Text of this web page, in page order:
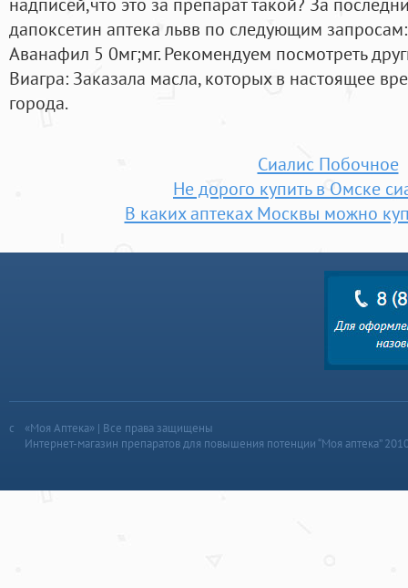
дапоксетин аптека львв по следующим
Аванафил 5 0мг;мг. Рекомендуем посмотреть
Виагра: Заказала масла, которых в настоящее
города.
Сиалис Побочное
Не дорого купить в Омске
В каких аптеках Москвы можно
«Моя Аптека» | Все права защищены
Интернет-магазин препаратов для повышения потенции “Моя аптека”